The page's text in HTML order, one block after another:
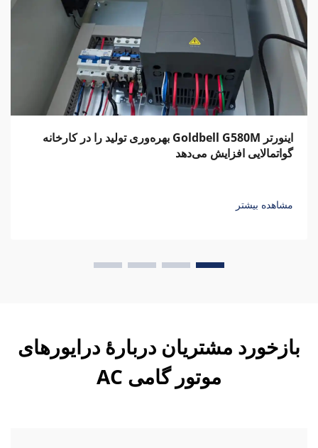
اینورتر Goldbell G580M بهره‌وری تولید را در کارخانه
گواتمالایی افزایش می‌دهد
مشاهده بیشتر
بازخورد مشتریان دربارهٔ درایورهای
موتور گامی AC